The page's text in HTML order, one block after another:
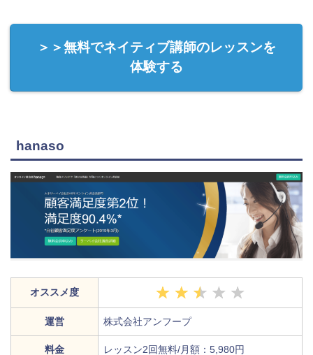
＞＞無料でネイティブ講師のレッスンを
体験する
hanaso
オススメ度
運営 株式会社アンフープ
料金 レッスン2回無料/月額：5,980円